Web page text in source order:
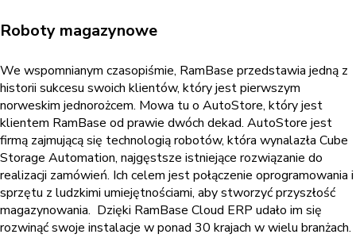
Roboty magazynowe
We wspomnianym czasopiśmie, RamBase przedstawia jedną z
historii sukcesu swoich klientów, który jest pierwszym
norweskim jednorożcem. Mowa tu o AutoStore, który jest
klientem RamBase od prawie dwóch dekad. AutoStore jest
firmą zajmującą się technologią robotów, która wynalazła Cube
Storage Automation, najgęstsze istniejące rozwiązanie do
realizacji zamówień. Ich celem jest połączenie oprogramowania i
sprzętu z ludzkimi umiejętnościami, aby stworzyć przyszłość
magazynowania. Dzięki RamBase Cloud ERP udało im się
rozwinąć swoje instalacje w ponad 30 krajach w wielu branżach.